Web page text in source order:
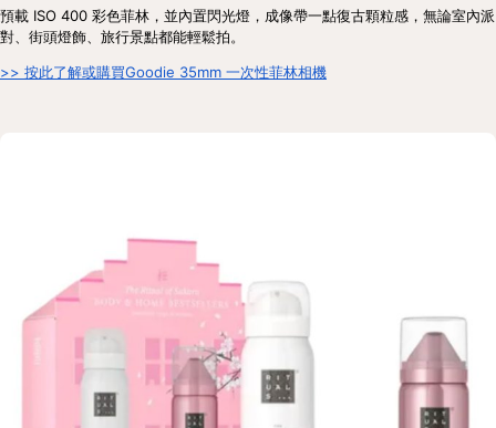
預載 ISO 400 彩色菲林，並內置閃光燈，成像帶一點復古顆粒感，無論室內派
對、街頭燈飾、旅行景點都能輕鬆拍。
>> 按此了解或購買Goodie 35mm 一次性菲林相機